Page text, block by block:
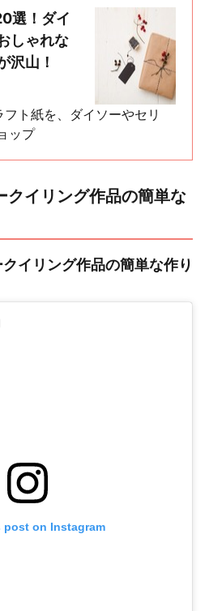
選！ダイ
しゃれな
沢山！
ト紙を、ダイソーやセリ
ップ
クイリング作品の簡単な
イリング作品の簡単な作り
post on Instagram